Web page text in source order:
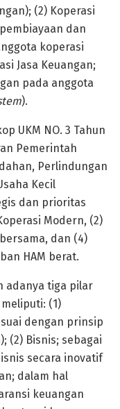
(2) Koperasi
dan
koperasi
Jasa Keuangan;
pada anggota
).
UKM NO. 3 Tahun
Pemerintah
Perlindungan
Kecil
dan prioritas
Modern, (2)
dan (4)
HAM berat.
adanya tiga pilar
(1)
dengan prinsip
(2) Bisnis; sebagai
secara inovatif
dalam hal
keuangan